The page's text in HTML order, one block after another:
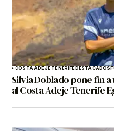
COSTA ADEJE TENERIFE DESTACADOS
Silvia Doblado pone fin
al Costa Adeje Tenerife